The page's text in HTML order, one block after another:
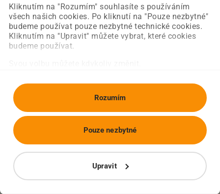
Kliknutím na "Rozumím" souhlasíte s používáním
všech našich cookies. Po kliknutí na "Pouze nezbytné"
budeme používat pouze nezbytné technické cookies.
Kliknutím na "Upravit" můžete vybrat, které cookies
budeme používat.
Rozumím
Upravit
Pouze nezbytné
Obnovit stránku Úvodní strana